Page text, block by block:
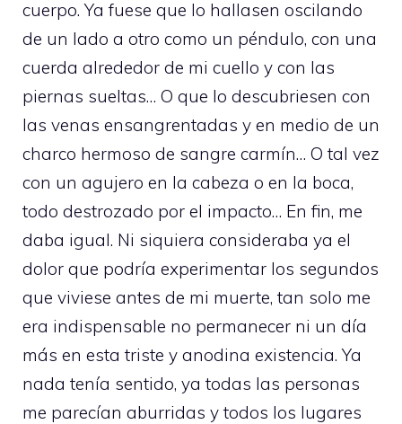
cuerpo. Ya fuese que lo hallasen oscilando
de un lado a otro como un péndulo, con una
cuerda alrededor de mi cuello y con las
piernas sueltas… O que lo descubriesen con
las venas ensangrentadas y en medio de un
charco hermoso de sangre carmín… O tal vez
con un agujero en la cabeza o en la boca,
todo destrozado por el impacto… En fin, me
daba igual. Ni siquiera consideraba ya el
dolor que podría experimentar los segundos
que viviese antes de mi muerte, tan solo me
era indispensable no permanecer ni un día
más en esta triste y anodina existencia. Ya
nada tenía sentido, ya todas las personas
me parecían aburridas y todos los lugares